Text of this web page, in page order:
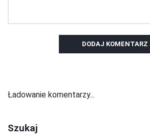
DODAJ KOMENTARZ
Ładowanie komentarzy...
Szukaj